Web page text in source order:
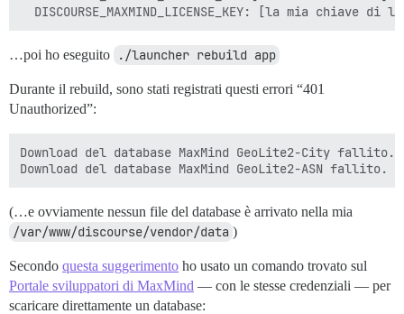
…poi ho eseguito ./launcher rebuild app
Durante il rebuild, sono stati registrati questi errori “401
Unauthorized”:
Download del database MaxMind GeoLite2-City fallito.
(…e ovviamente nessun file del database è arrivato nella mia
/var/www/discourse/vendor/data )
Secondo questa suggerimento ho usato un comando trovato sul
Portale sviluppatori di MaxMind — con le stesse credenziali — per
scaricare direttamente un database: